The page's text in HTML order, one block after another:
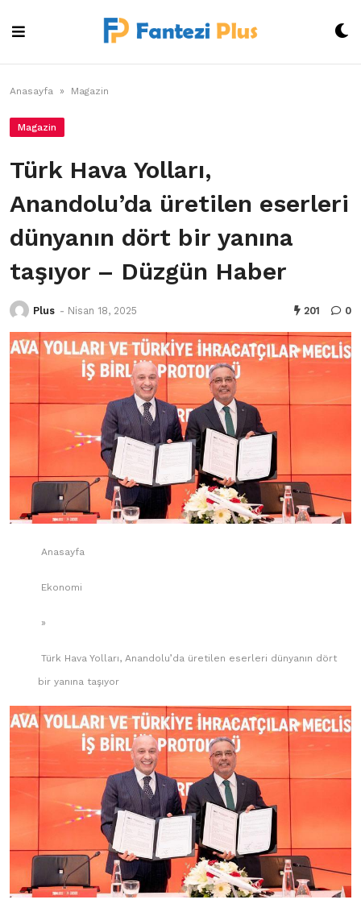
content
Anasayfa » Magazin
Magazin
Türk Hava Yolları,
Anandolu’da üretilen eserleri
dünyanın dört bir yanına
taşıyor – Düzgün Haber
Plus - Nisan 18, 2025 201 0
Anasayfa
Ekonomi
»
Türk Hava Yolları, Anandolu’da üretilen eserleri dünyanın dört
bir yanına taşıyor